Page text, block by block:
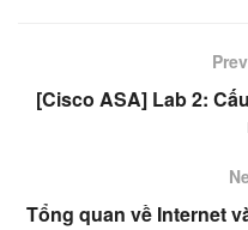
[Cisco ASA] Lab 2:
Tổng quan về Internet